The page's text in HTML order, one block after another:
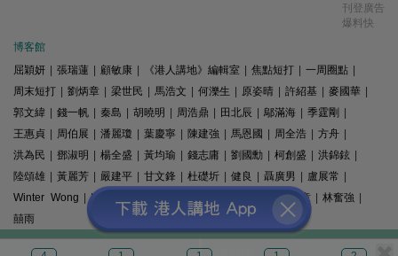
刊登廣告
爆料快
博客館
屈穎妍 | 張瑞蓮 | 顧敏康 | 《港人講地》編輯室 | 焦點短打 | 一周圈點 |
周末短打 | 劉炳章 | 梁世民 | 馬浩文 | 何濼生 | 原姿晴 | 許紹基 | 麥國華 |
郭文緯 | 錢一帆 | 秦島 | 胡曉明 | 周浩鼎 | 田北辰 | 鄔滿海 | 季霆剛 |
王惠貞 | 周伯展 | 潘麗瓊 | 葉慶寧 | 陳建強 | 馬恩國 | 周全浩 | 方舟 |
洪為民 | 鄧淑明 | 楊全盛 | 黃均瑜 | 錢志庸 | 劉國勳 | 柯創盛 | 洪錦鉉 |
陸頌雄 | 黃麗芳 | 嚴建平 | 甘文鋒 | 杜礎圻 | 健良 | 聶廣男 | 盧展常 |
Winter Wong | K2 精選文章 | 林奮強 |
囍雨
© 港人講地